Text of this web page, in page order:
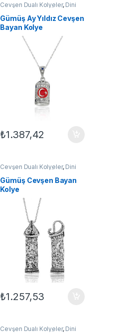
Cevşen Dualı Kolyeler, Dini
Motifli Kolyeler
GÜMÜŞ TAKI
Kadın Kolyeleri,Kolye
Gümüş Ay Yıldız Cevşen
Bayan Kolye
₺1.387,42
Cevşen Dualı Kolyeler, Dini
Kadın Kolyeleri,Kolye
Gümüş Cevşen Bayan
Kolye
₺1.257,53
Cevşen Dualı Kolyeler, Dini